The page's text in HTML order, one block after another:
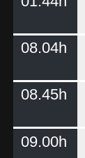
08.04h
08.45h
09.00h